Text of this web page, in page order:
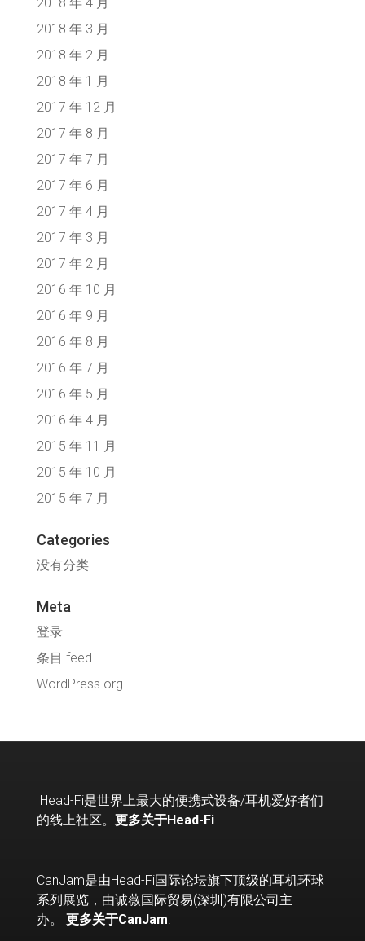
2018 年 3 月
2018 年 2 月
2018 年 1 月
2017 年 12 月
2017 年 8 月
2017 年 7 月
2017 年 6 月
2017 年 4 月
2017 年 3 月
2017 年 2 月
2016 年 10 月
2016 年 9 月
2016 年 8 月
2016 年 7 月
2016 年 5 月
2016 年 4 月
2015 年 11 月
2015 年 10 月
2015 年 7 月
Categories
没有分类
Meta
登录
条目 feed
WordPress.org
Head-Fi是世界上最大的便携式设备/耳机爱好者们
的线上社区。 更多关于Head-Fi.
CanJam是由Head-Fi国际论坛旗下顶级的耳机环球
系列展览，由诚薇国际贸易(深圳)有限公司主
办。 更多关于CanJam.